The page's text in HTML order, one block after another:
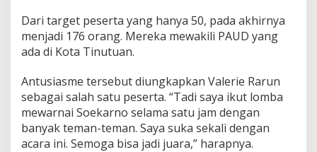
T
i
n
g
i
Dari target peserta yang hanya 50, pada akhirnya
menjadi 176 orang. Mereka mewakili PAUD yang
ada di Kota Tinutuan.
Antusiasme tersebut diungkapkan Valerie Rarun
sebagai salah satu peserta. “Tadi saya ikut lomba
mewarnai Soekarno selama satu jam dengan
banyak teman-teman. Saya suka sekali dengan
acara ini. Semoga bisa jadi juara,” harapnya.